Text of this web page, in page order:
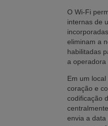
O Wi-Fi
internas de
eliminam a
habilitadas
a operadora
Em um
coração e
codificação
envia a data